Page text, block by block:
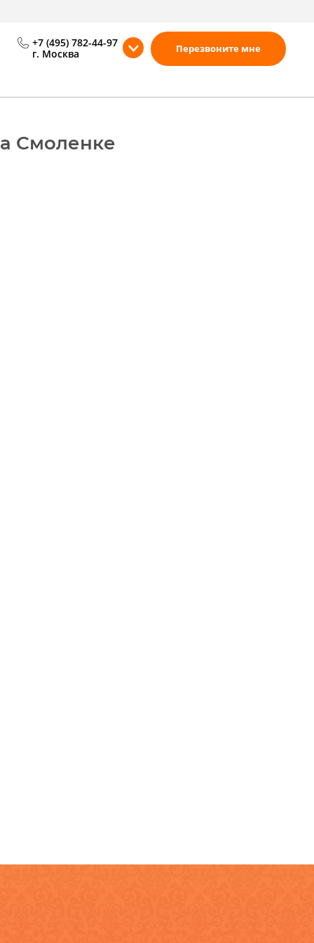
+7 (495) 782-44-97
г. Москва
Перезвоните мне
Смоленке